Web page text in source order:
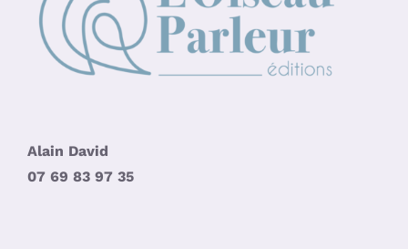
Alain David
07 69 83 97 35